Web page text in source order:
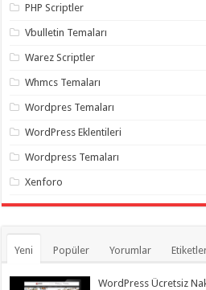
PHP Scriptler
Vbulletin Temaları
Warez Scriptler
Whmcs Temaları
Wordpres Temaları
WordPress Eklentileri
Wordpress Temaları
Xenforo
Yeni Popüler Yorumlar
WordPress Ücretsiz